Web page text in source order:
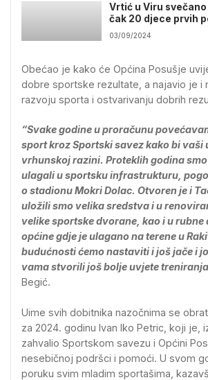
Vrtić u Viru
čak 20 djece prvih
03/09/2024
Obećao je kako će Općina Posušje
dobre sportske rezultate, a najavio je i
razvoju sporta i ostvarivanju dobrih
“Svake godine u proračunu
sport kroz Sportski savez kako bi vaši
vrhunskoj razini. Proteklih godina
ulagali u sportsku infrastrukturu,
o stadionu Mokri Dolac. Otvoren je i
uložili smo velika sredstva i u
velike sportske dvorane, kao i u rubne
općine gdje je ulagano na terene u
budućnosti ćemo nastaviti i još jače i
vama stvorili još bolje uvjete
Begić.
Uime svih dobitnika nazočnima se
za 2024. godinu Ivan Iko Petric, koji je,
zahvalio Sportskom savezu i Općini
nesebičnoj podršci i pomoći. U svom
poruku svim mladim sportašima,